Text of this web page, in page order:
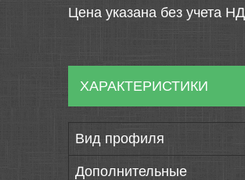
Цена указана без учета
ХАРАКТЕРИСТИКИ
Вид профиля
Дополнительные